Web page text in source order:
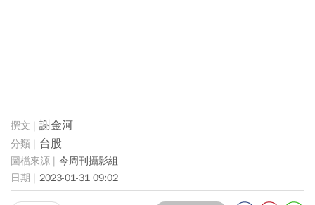
謝金河
台股
今周刊攝影組
2023-01-31 09:02